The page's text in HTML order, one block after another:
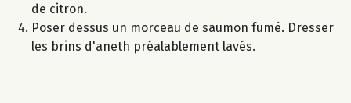
de citron.
Poser dessus un morceau de saumon fumé. Dresser
les brins d'aneth préalablement lavés.